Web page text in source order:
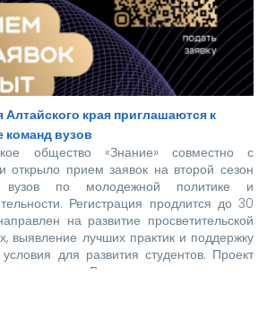
края приглашаются к
команд вузов
общество «Знание» совместно с
открыло прием заявок на второй сезон
вузов по молодежной политике и
Регистрация продлится до 30
на развитие просветительской
выявление лучших практик и поддержку
для развития студентов. Проект
поддержке Росмолодежи в рамках